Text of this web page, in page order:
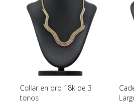
Collar en oro 18k de 3
tonos